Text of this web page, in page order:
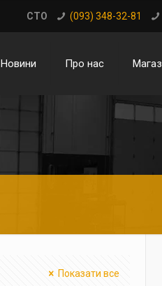
CTO (093) 348-32-81
Новини Про нас
Показати все